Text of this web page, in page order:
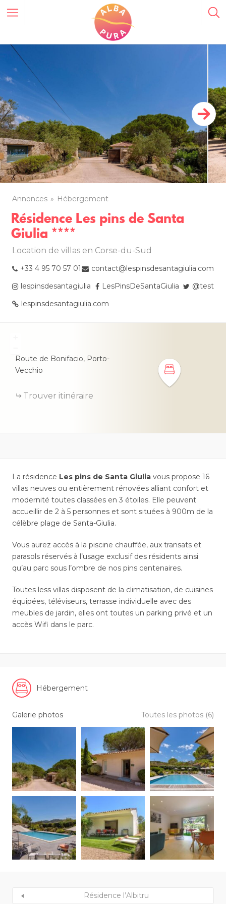
Annonces Hébergement
Résidence Les pins de Santa
Giulia ****
Location de villas en Corse-du-Sud
+33 4 95 70 57 01
contact@lespinsdesantagiulia.com
lespinsdesantagiulia
LesPinsDeSantaGiulia
@test
lespinsdesantagiulia.com
Route de Bonifacio, Porto-
Vecchio
Trouver itinéraire
La résidence Les pins de Santa Giulia vous propose 16
villas neuves ou entièrement rénovées alliant confort et
modernité toutes classées en 3 étoiles. Elle peuvent
accueillir de 2 à 5 personnes et sont situées à 900m de la
célèbre plage de Santa-Giulia.
Vous aurez accès à la piscine chauffée, aux transats et
parasols réservés à l’usage exclusif des résidents ainsi
qu’au parc sous l’ombre de nos pins centenaires.
Toutes less villas disposent de la climatisation, de cuisines
équipées, téléviseurs, terrasse individuelle avec des
meubles de jardin, elles ont toutes un parking privé et un
accès Wifi dans le parc.
Hébergement
Galerie photos Toutes les photos (6)
Résidence l’Albitru